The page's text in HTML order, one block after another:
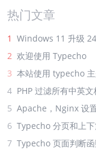
热门文章
1 Windows 11 升级
2 欢迎使用 Typecho
3 本站使用 typecho
4 PHP 过滤所有中英文
5 Apache，Nginx 设
6 Typecho 分页和上
7 Typecho 页面判断